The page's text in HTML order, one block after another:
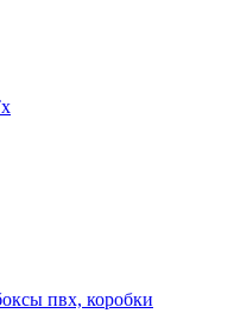
пвх, коробки